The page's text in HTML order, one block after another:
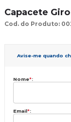
Capacete
Cod. do Produto:
Avise-me quando
Nome*:
Email*: